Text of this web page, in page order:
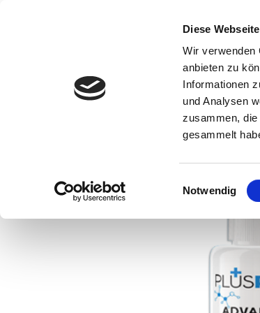
Diese
Wir verwenden
anbieten zu
Informationen
und Analysen
zusammen,
gesammelt
Notwendig